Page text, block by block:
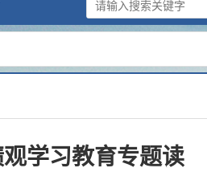
学习教育专题读